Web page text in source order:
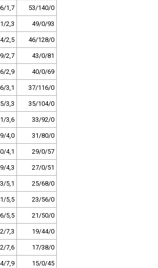
1,7 53/140/0
2,3 49/0/93
2,5 46/128/0
2,7 43/0/81
2,9 40/0/69
3,1 37/116/0
3,3 35/104/0
3,6 33/92/0
4,0 31/80/0
4,1 29/0/57
4,3 27/0/51
5,1 25/68/0
5,5 23/56/0
5,5 21/50/0
7,3 19/44/0
7,6 17/38/0
7,9 15/0/45